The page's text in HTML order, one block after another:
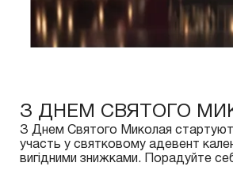
З ДНЕМ СВЯТОГО
З Днем Святого Миколая
участь у святковому адевент
вигідними знижками. Порадуйте